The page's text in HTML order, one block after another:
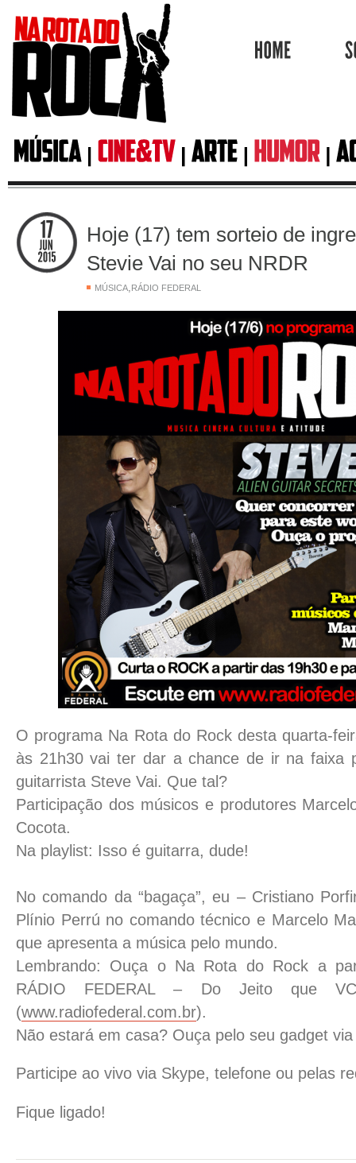
Hoje (17) tem sorteio de
Stevie Vai no seu NRDR
MÚSICA,RÁDIO FEDERAL
O programa Na Rota do Rock desta quarta-
às 21h30 vai ter dar a chance de ir na faixa
guitarrista Steve Vai. Que tal?
Participação dos músicos e produtores
Cocota.
Na playlist: Isso é guitarra, dude!
No comando da “bagaça”, eu – Cristiano
Plínio Perrú no comando técnico e Marcelo
que apresenta a música pelo mundo.
Lembrando: Ouça o Na Rota do Rock a
RÁDIO FEDERAL – Do Jeito que
(www.radiofederal.com.br).
Não estará em casa? Ouça pelo seu gadget
Participe ao vivo via Skype, telefone ou pelas
Fique ligado!